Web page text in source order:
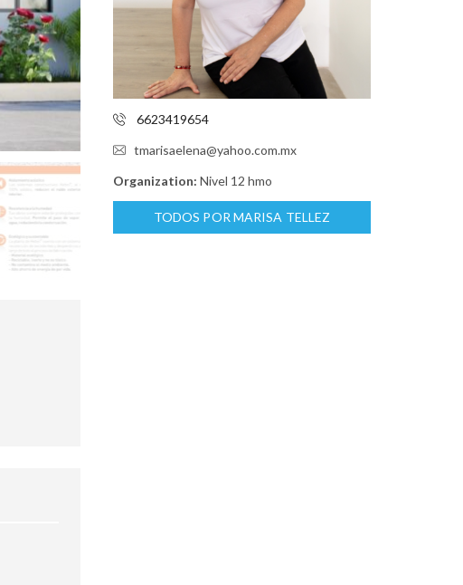
6623419654
tmarisaelena@yahoo.com.mx
Organization: Nivel 12 hmo
TODOS POR MARISA TELLEZ